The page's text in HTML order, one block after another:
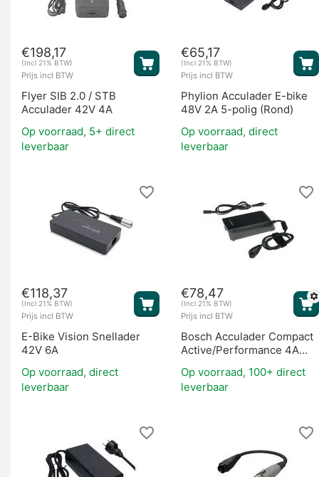
€198,17
(Incl 21% BTW)
Prijs incl BTW
Flyer SIB 2.0 / STB
Acculader 42V 4A
Op voorraad, 5+ direct
leverbaar
€65,17
(Incl 21% BTW)
Prijs incl BTW
Phylion Acculader E-bike
48V 2A 5-polig (Rond)
Op voorraad, direct
leverbaar
€118,37
(Incl 21% BTW)
Prijs incl BTW
E-Bike Vision Snellader
42V 6A
Op voorraad, direct
leverbaar
€78,47
(Incl 21% BTW)
Prijs incl BTW
Bosch Acculader Compact
Active/Performance 4A
Op voorraad, 100+ direct
leverbaar